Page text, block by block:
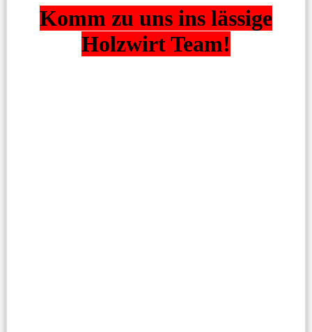
Komm zu uns ins lässige
Holzwirt Team!